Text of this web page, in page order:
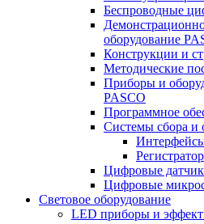
Беспроводные
оборудование
Конструкции и
Методические
Приборы и
PASCO
Программное
Системы сбора и
Цифровые
Цифровые
Световое оборудование
LED приборы и